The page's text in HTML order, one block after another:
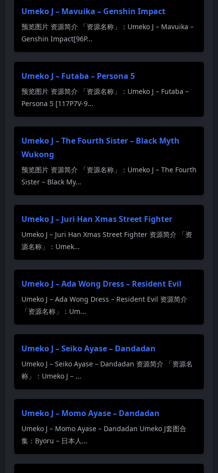
Umeko J – Mavuika – Genshin Impact
预览图片 资源简介 「资源名称」：Umeko J – Mavuika –
Genshin Impact[96P...
Umeko J – Futaba – Persona 5
预览图片 资源简介 「资源名称」：Umeko J – Futaba –
Persona 5 [117P7V-9...
Umeko J – The Fourth Sister – Black Myth
Wukong
预览图片 资源简介 「资源名称」：Umeko J – The Fourth
Sister – Black My...
Umeko J – Juri Han Xmas Street Fighter
Umeko J – Juri Han Xmas Street Fighter 资源简介 「资
源名称」：Umek...
Umeko J – Ada Wong Dress – Resident Evil
Umeko J – Ada Wong Dress – Resident Evil 资源简介
「资源名称」：Um...
Umeko J – Seiko Ayase – Dandadan
Umeko J – Seiko Ayase – Dandadan 资源简介 「资源名
称」：Umeko J – ...
Umeko J – Momo Ayase – Dandadan
Umeko J – Momo Ayase – Dandadan Umeko J套图合
集：Byoru – 日本人...